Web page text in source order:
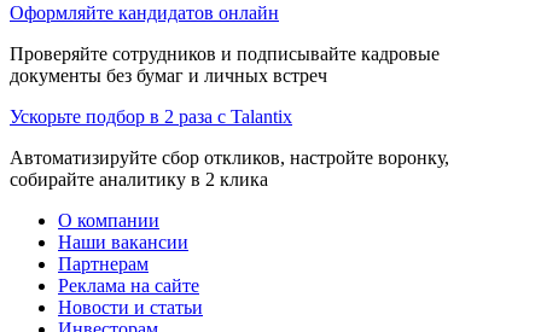
Оформляйте кандидатов онлайн
Проверяйте сотрудников и подписывайте кадровые
документы без бумаг и личных встреч
Ускорьте подбор в 2 раза с Talantix
Автоматизируйте сбор откликов, настройте воронку,
собирайте аналитику в 2 клика
О компании
Наши вакансии
Партнерам
Реклама на сайте
Новости и статьи